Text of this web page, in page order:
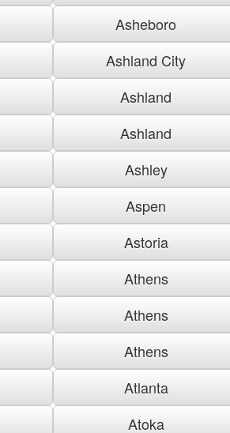
Asheboro
Ashland City
Ashland
Ashland
Ashley
Aspen
Astoria
Athens
Athens
Athens
Atlanta
Atoka